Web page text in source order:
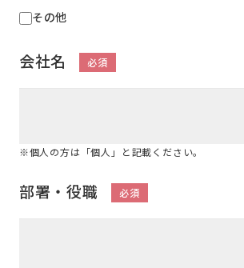
その他
会社名 必須
※個人の方は「個人」と記載ください。
部署・役職 必須